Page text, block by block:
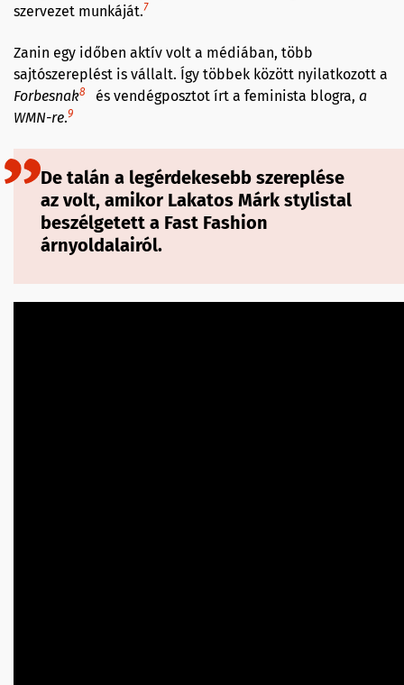
szervezet munkáját.7
Zanin egy időben aktív volt a médiában, több
sajtószereplést is vállalt. Így többek között nyilatkozott a
Forbesnak8 és vendégposztot írt a feminista blogra, a
WMN-re.9
De talán a legérdekesebb szereplése
az volt, amikor Lakatos Márk stylistal
beszélgetett a Fast Fashion
árnyoldalairól.